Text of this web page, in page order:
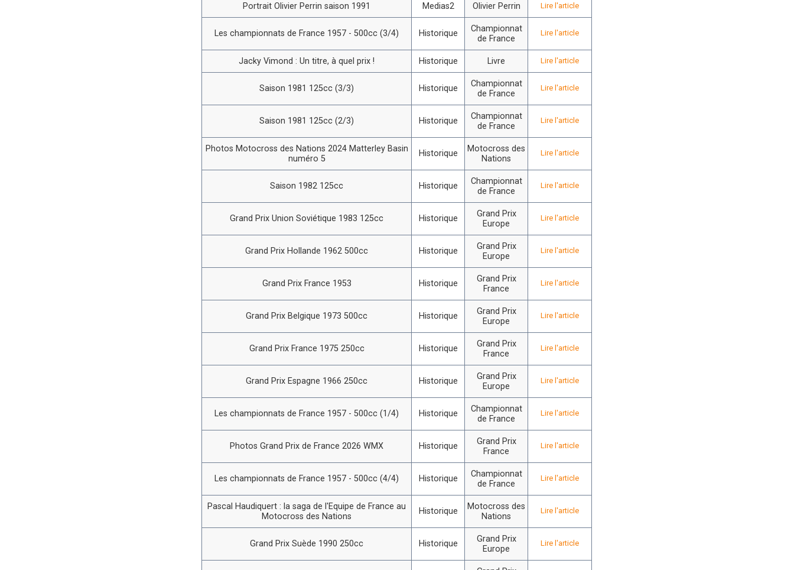
Portrait Olivier Perrin saison 1991 Medias2 Olivier Perrin Lire l'article
Les championnats de France 1957 - 500cc (3/4) Historique
Championnat
de France
Lire l'article
Jacky Vimond : Un titre, à quel prix ! Historique Livre Lire l'article
Saison 1981 125cc (3/3) Historique
Championnat
de France
Lire l'article
Saison 1981 125cc (2/3) Historique
Championnat
de France
Lire l'article
Photos Motocross des Nations 2024 Matterley Basin
numéro 5
Historique
Motocross des
Nations
Lire l'article
Saison 1982 125cc Historique
Championnat
de France
Lire l'article
Grand Prix Union Soviétique 1983 125cc Historique
Grand Prix
Europe
Lire l'article
Grand Prix Hollande 1962 500cc Historique
Grand Prix
Europe
Lire l'article
Grand Prix France 1953 Historique
Grand Prix
France
Lire l'article
Grand Prix Belgique 1973 500cc Historique
Grand Prix
Europe
Lire l'article
Grand Prix France 1975 250cc Historique
Grand Prix
France
Lire l'article
Grand Prix Espagne 1966 250cc Historique
Grand Prix
Europe
Lire l'article
Les championnats de France 1957 - 500cc (1/4) Historique
Championnat
de France
Lire l'article
Photos Grand Prix de France 2026 WMX Historique
Grand Prix
France
Lire l'article
Les championnats de France 1957 - 500cc (4/4) Historique
Championnat
de France
Lire l'article
Pascal Haudiquert : la saga de l'Equipe de France au
Motocross des Nations
Historique
Motocross des
Nations
Lire l'article
Grand Prix Suède 1990 250cc Historique
Grand Prix
Europe
Lire l'article